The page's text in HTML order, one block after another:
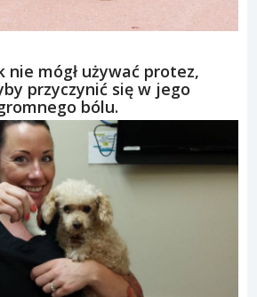
mógł używać protez,
przyczynić się w jego
bólu.